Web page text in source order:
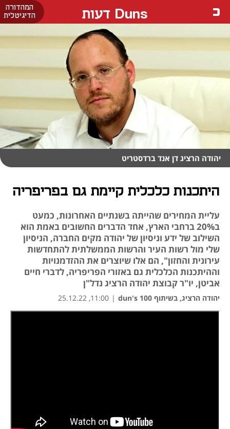
המהדורה
הדיגיטלית
Duns דעות
יהודה הרציג דן אנד ברדסטריט
היתכנות כלכלית קיימת גם בפריפריה
עליית המחירים שהייתה בשנתיים האחרונות, כמעט
ב20% ברחבי הארץ, אחד הדברים החשובים באמת הוא
השילוב של ידע וניסיון של יהודה מקים החברה, הניסיון
שלי מול רשות העיר והרשות הממשלתית להתחדשות
עירונית והחזון", הם אלו שיוצרים את ההזדמנויות
וההיתכנות הכלכלית גם באזורי הפריפריה, לדברי חיים
אביטן, יו"ר קבוצת יהודה הרציג נדל"ן
יהודה הרציג, בשיתוף dun's 100 |
11:00, 25.12.22